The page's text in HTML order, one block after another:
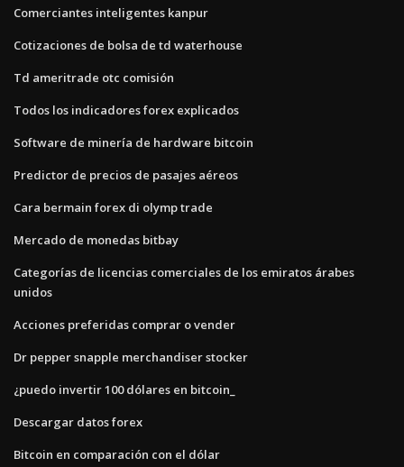
Comerciantes inteligentes kanpur
Cotizaciones de bolsa de td waterhouse
Td ameritrade otc comisión
Todos los indicadores forex explicados
Software de minería de hardware bitcoin
Predictor de precios de pasajes aéreos
Cara bermain forex di olymp trade
Mercado de monedas bitbay
Categorías de licencias comerciales de los emiratos árabes
unidos
Acciones preferidas comprar o vender
Dr pepper snapple merchandiser stocker
¿puedo invertir 100 dólares en bitcoin_
Descargar datos forex
Bitcoin en comparación con el dólar